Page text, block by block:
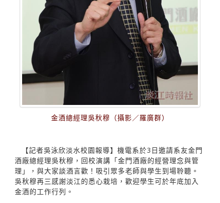
金酒總經理吳秋穆（攝影／羅廣群）
【記者吳泳欣淡水校園報導】機電系於3日邀請系友金門
酒廠總經理吳秋穆，回校演講「金門酒廠的經營理念與管
理」，與大家談酒言歡！吸引眾多老師與學生到場聆聽。
吳秋穆再三感謝淡江的悉心栽培，歡迎學生可於年底加入
金酒的工作行列。